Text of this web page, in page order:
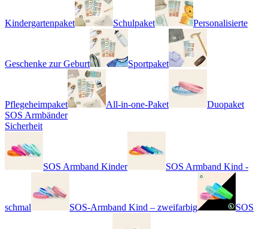
Kindergartenpaket Schulpaket Personalisierte
Geschenke zur Geburt Sportpaket
Pflegeheimpaket All-in-one-Paket
Duopaket
SOS Armbänder
Sicherheit
SOS Armband Kinder SOS Armband Kind -
schmal SOS-Armband Kind – zweifarbig SOS